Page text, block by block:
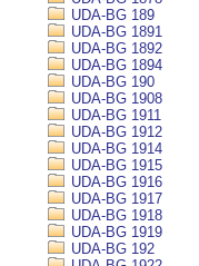
UDA-BG 189
UDA-BG 1891
UDA-BG 1892
UDA-BG 1894
UDA-BG 190
UDA-BG 1908
UDA-BG 1911
UDA-BG 1912
UDA-BG 1914
UDA-BG 1915
UDA-BG 1916
UDA-BG 1917
UDA-BG 1918
UDA-BG 1919
UDA-BG 192